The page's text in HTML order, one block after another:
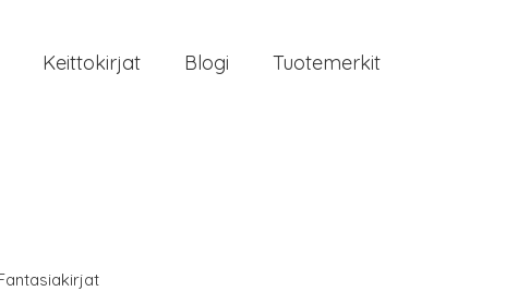
Keittokirjat Blogi Tuotemerkit